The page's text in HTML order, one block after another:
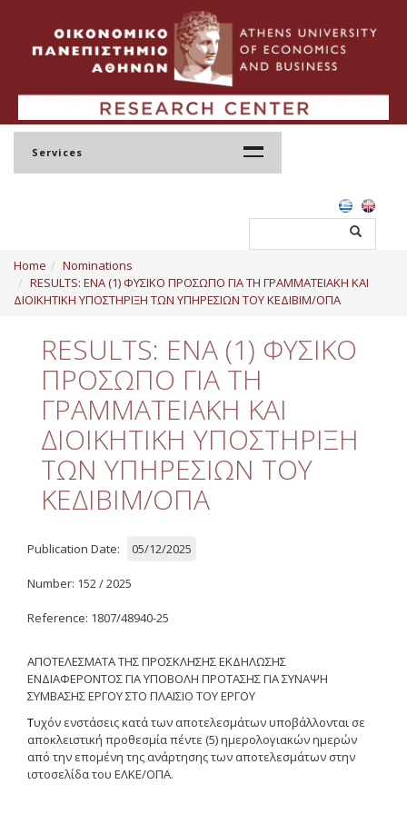
Services
Profile
Regulation
Administration
Staff
Quality
ETHICS
Useful Links
Management
Meetings
Management Guide
(ιστορικό αρχείο)
Δημοσιότητα
Logos - Funding
Frameworks
Home
Nominations
RESULTS: ΕΝΑ (1) ΦΥΣΙΚΟ ΠΡΟΣΩΠΟ ΓΙΑ ΤΗ ΓΡΑΜΜΑΤΕΙΑΚΗ ΚΑΙ
ΔΙΟΙΚΗΤΙΚΗ ΥΠΟΣΤΗΡΙΞΗ ΤΩΝ ΥΠΗΡΕΣΙΩΝ ΤΟΥ ΚΕΔΙΒΙΜ/ΟΠΑ
RESULTS: ΕΝΑ (1) ΦΥΣΙΚΟ
ΠΡΟΣΩΠΟ ΓΙΑ ΤΗ
ΓΡΑΜΜΑΤΕΙΑΚΗ ΚΑΙ
ΔΙΟΙΚΗΤΙΚΗ ΥΠΟΣΤΗΡΙΞΗ
ΤΩΝ ΥΠΗΡΕΣΙΩΝ ΤΟΥ
ΚΕΔΙΒΙΜ/ΟΠΑ
Publication Date: 05/12/2025
Number: 152 / 2025
Reference: 1807/48940-25
ΑΠΟΤΕΛΕΣΜΑΤΑ ΤΗΣ ΠΡΟΣΚΛΗΣΗΣ ΕΚΔΗΛΩΣΗΣ
ΕΝΔΙΑΦΕΡΟΝΤΟΣ ΓΙΑ ΥΠΟΒΟΛΗ ΠΡΟΤΑΣΗΣ ΓΙΑ ΣΥΝΑΨΗ
ΣΥΜΒΑΣΗΣ ΕΡΓΟΥΣΤΟ ΠΛΑΙΣΙΟ ΤΟΥΕΡΓΟΥ
Τυχόν ενστάσεις κατά των αποτελεσμάτων υποβάλλονται σε
αποκλειστική προθεσμία πέντε (5) ημερολογιακών ημερών
από την επομένη της ανάρτησης των αποτελεσμάτων στην
ιστοσελίδα του ΕΛΚΕ/ΟΠΑ.